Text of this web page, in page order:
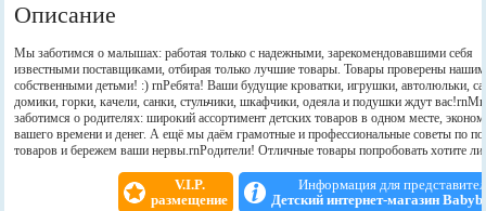
Описание
Мы заботимся о малышах: работая только с надежными, зарекомендовавшими себя
известными поставщиками, отбирая только лучшие товары. Товары проверены
собственными детьми! :) rnРебята! Ваши будущие кроватки, игрушки, автолюльки,
домики, горки, качели, санки, стульчики, шкафчики, одеяла и подушки ждут
заботимся о родителях: широкий ассортимент детских товаров в одном месте,
вашего времени и денег. А ещё мы даём грамотные и профессиональные советы по
товаров и бережем ваши нервы.rnРодители! Отличные товары попробовать хотите
V.I.P.
размещение
Информация для
Детский интернет-магазин